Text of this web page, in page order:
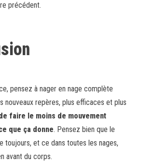
précédent.
pensez à nager en nage complète
nouveaux repères, plus efficaces et plus
faire le moins de mouvement
que ça donne. Pensez bien que le
toujours, et ce dans toutes les nages,
avant du corps.